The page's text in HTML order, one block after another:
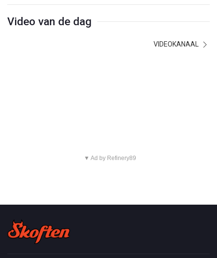
Video van de dag
VIDEOKANAAL
▼ Ad by Refinery89